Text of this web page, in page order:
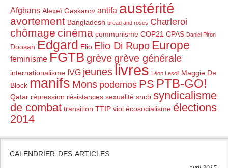
Afghans Alexeï Gaskarov antifa austérité
avortement Bangladesh bread and roses Charleroi
chômage cinéma communisme COP21 CPAS Daniel Piron
Doosan Edgard Elio Elio Di Rupo Europe
feminisme FGTB grèvegrève générale
internationalisme IVG jeunes livres Léon Lesoil Maggie De
Block manifs Mons podemos PS PTB-GO!
Qatar répression résistances sexualité sncb syndicalisme
de combat transition TTIP viol écosocialisme élections
2014
CALENDRIER DES ARTICLES